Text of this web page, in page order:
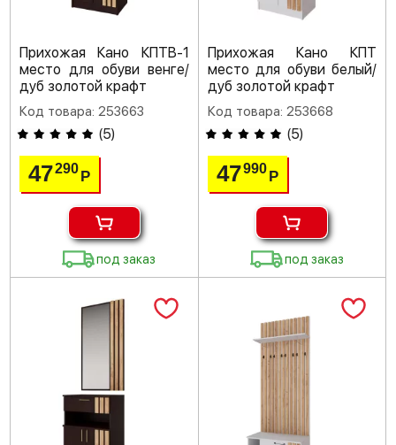
Прихожая Кано КПТВ-1
место для обуви венге/
дуб золотой крафт
Код товара: 253663
(5)
47290 Р
под заказ
Прихожая Кано КПТ
место для обуви белый/
дуб золотой крафт
Код товара: 253668
(5)
47990 Р
под заказ